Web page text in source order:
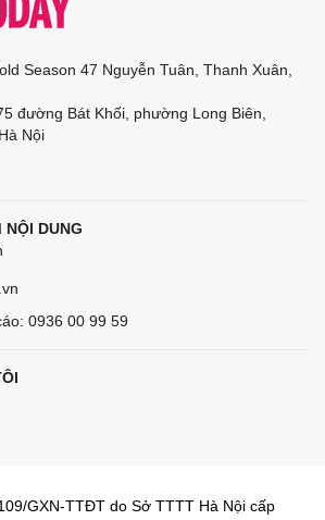
Season 47 Nguyễn Tuân, Thanh Xuân,
đường Bát Khối, phường Long Biên,
Nội
NỘI DUNG
0936 00 99 59
GXN-TTĐT do Sở TTTT Hà Nội cấp